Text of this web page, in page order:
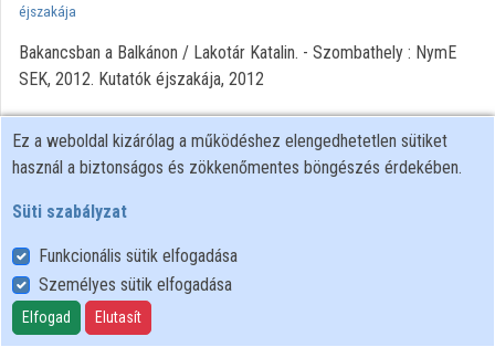
éjszakája
Bakancsban a Balkánon / Lakotár Katalin. - Szombathely : NymE
SEK, 2012. Kutatók éjszakája, 2012
Felhasználói szabályzat
Adatkezelési tájékoztató
Süti szabályzat
Ez a weboldal kizárólag a működéshez elengedhetetlen sütiket
használ a biztonságos és zökkenőmentes böngészés érdekében.
Süti szabályzat
Funkcionális sütik elfogadása
Személyes sütik elfogadása
Elfogad Elutasít